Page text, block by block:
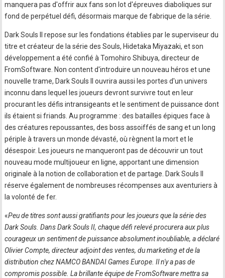
manquera pas d'offrir aux fans son lot d'épreuves diaboliques sur
fond de perpétuel défi, désormais marque de fabrique de la série.
Dark Souls II repose sur les fondations établies par le superviseur du
titre et créateur de la série des Souls, Hidetaka Miyazaki, et son
développement a été confié à Tomohiro Shibuya, directeur de
FromSoftware. Non content d'introduire un nouveau héros et une
nouvelle trame, Dark Souls II ouvrira aussi les portes d'un univers
inconnu dans lequel les joueurs devront survivre tout en leur
procurant les défis intransigeants et le sentiment de puissance dont
ils étaient si friands. Au programme : des batailles épiques face à
des créatures repoussantes, des boss assoiffés de sang et un long
périple à travers un monde dévasté, où règnent la mort et le
désespoir. Les joueurs ne manqueront pas de découvrir un tout
nouveau mode multijoueur en ligne, apportant une dimension
originale à la notion de collaboration et de partage. Dark Souls II
réserve également de nombreuses récompenses aux aventuriers à
la volonté de fer.
«Peu de titres sont aussi gratifiants pour les joueurs que la série des
Dark Souls. Dans Dark Souls II, chaque défi relevé procurera aux plus
courageux un sentiment de puissance absolument inoubliable, a déclaré
Olivier Compte, directeur adjoint des ventes, du marketing et de la
distribution chez NAMCO BANDAI Games Europe. Il n'y a pas de
compromis possible. La brillante équipe de FromSoftware mettra sa